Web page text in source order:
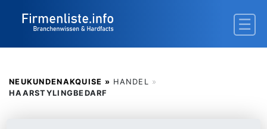
NEUKUNDENAKQUISE » HANDEL »
HAARSTYLINGBEDARF